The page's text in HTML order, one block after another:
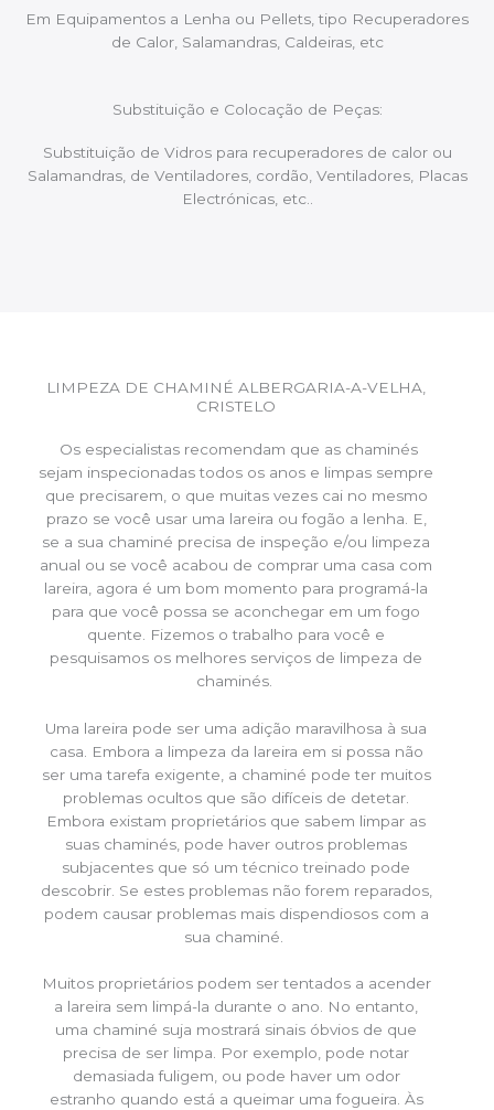
Em Equipamentos a Lenha ou Pellets, tipo Recuperadores
de Calor, Salamandras, Caldeiras, etc
Substituição e Colocação de Peças:
Substituição de Vidros para recuperadores de calor ou
Salamandras, de Ventiladores, cordão, Ventiladores, Placas
Electrónicas, etc..
LIMPEZA DE CHAMINÉ ALBERGARIA-A-VELHA,
CRISTELO
Os especialistas recomendam que as chaminés
sejam inspecionadas todos os anos e limpas sempre
que precisarem, o que muitas vezes cai no mesmo
prazo se você usar uma lareira ou fogão a lenha. E,
se a sua chaminé precisa de inspeção e/ou limpeza
anual ou se você acabou de comprar uma casa com
lareira, agora é um bom momento para programá-la
para que você possa se aconchegar em um fogo
quente. Fizemos o trabalho para você e
pesquisamos os melhores serviços de limpeza de
chaminés.
Uma lareira pode ser uma adição maravilhosa à sua
casa. Embora a limpeza da lareira em si possa não
ser uma tarefa exigente, a chaminé pode ter muitos
problemas ocultos que são difíceis de detetar.
Embora existam proprietários que sabem limpar as
suas chaminés, pode haver outros problemas
subjacentes que só um técnico treinado pode
descobrir. Se estes problemas não forem reparados,
podem causar problemas mais dispendiosos com a
sua chaminé.
Muitos proprietários podem ser tentados a acender
a lareira sem limpá-la durante o ano. No entanto,
uma chaminé suja mostrará sinais óbvios de que
precisa de ser limpa. Por exemplo, pode notar
demasiada fuligem, ou pode haver um odor
estranho quando está a queimar uma fogueira. Às